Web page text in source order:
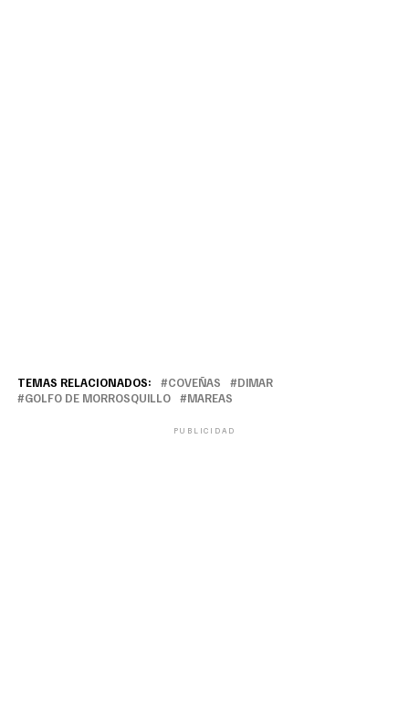
TEMAS RELACIONADOS: COVEÑAS
DIMAR
GOLFO DE MORROSQUILLO
MAREAS
PUBLICIDAD